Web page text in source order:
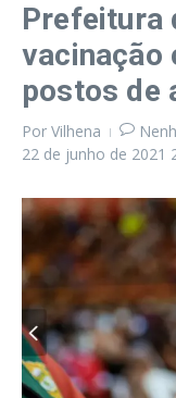
Prefeitura
vacinação
postos de
Por Vilhena
22 de junho de 2021